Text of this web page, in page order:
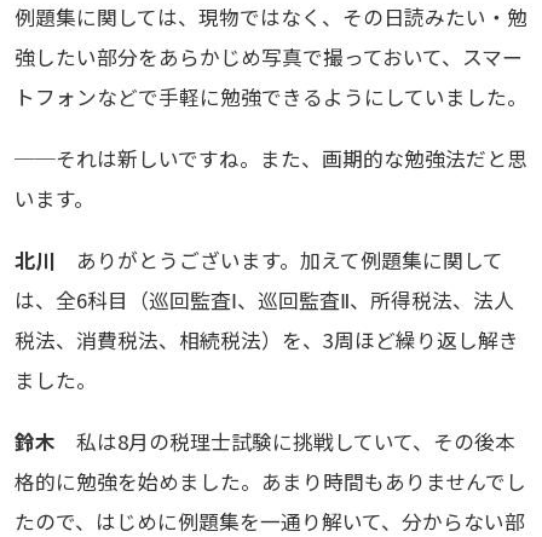
例題集に関しては、現物ではなく、その日読みたい・勉
強したい部分をあらかじめ写真で撮っておいて、スマー
トフォンなどで手軽に勉強できるようにしていました。
──それは新しいですね。また、画期的な勉強法だと思
います。
北川 ありがとうございます。加えて例題集に関して
は、全6科目（巡回監査Ⅰ、巡回監査Ⅱ、所得税法、法人
税法、消費税法、相続税法）を、3周ほど繰り返し解き
ました。
鈴木 私は8月の税理士試験に挑戦していて、その後本
格的に勉強を始めました。あまり時間もありませんでし
たので、はじめに例題集を一通り解いて、分からない部